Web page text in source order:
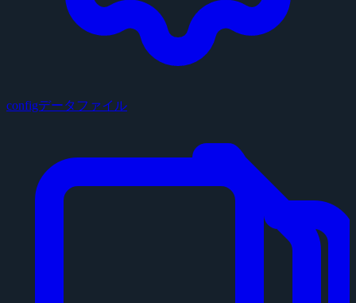
configデータファイル